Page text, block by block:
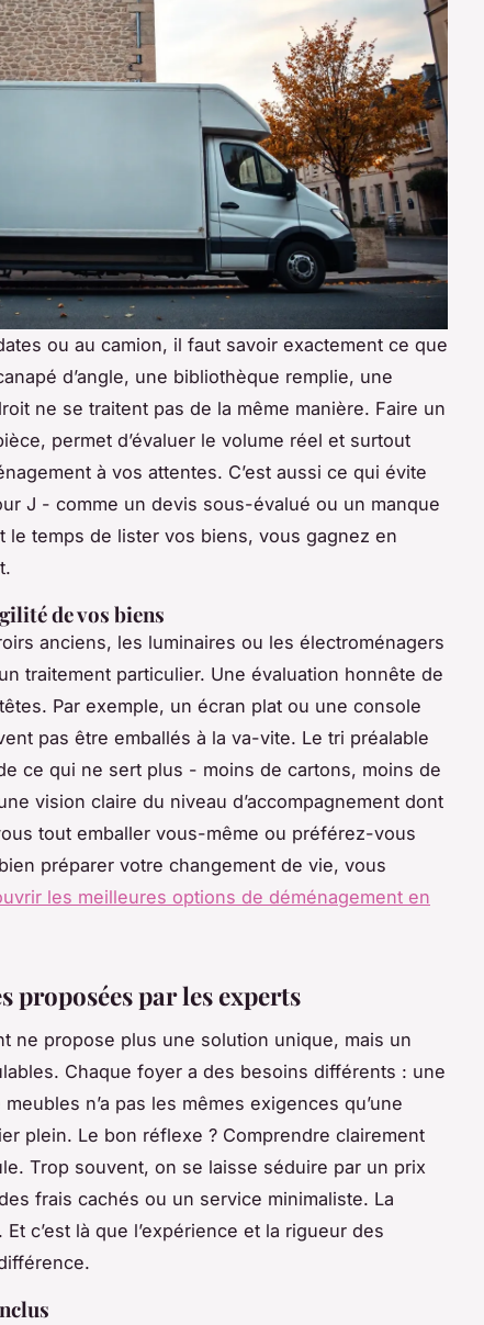
ou au camion, il faut savoir exactement ce que
d’angle, une bibliothèque remplie, une
ne se traitent pas de la même manière. Faire un
permet d’évaluer le volume réel et surtout
à vos attentes. C’est aussi ce qui évite
J - comme un devis sous-évalué ou un manque
le temps de lister vos biens, vous gagnez en
de vos biens
anciens, les luminaires ou les électroménagers
traitement particulier. Une évaluation honnête de
Par exemple, un écran plat ou une console
pas être emballés à la va-vite. Le tri préalable
ce qui ne sert plus - moins de cartons, moins de
vision claire du niveau d’accompagnement dont
tout emballer vous-même ou préférez-vous
préparer votre changement de vie, vous
les meilleures options de déménagement en
proposées par les experts
ne propose plus une solution unique, mais un
Chaque foyer a des besoins différents : une
n’a pas les mêmes exigences qu’une
plein. Le bon réflexe ? Comprendre clairement
Trop souvent, on se laisse séduire par un prix
frais cachés ou un service minimaliste. La
c’est là que l’expérience et la rigueur des